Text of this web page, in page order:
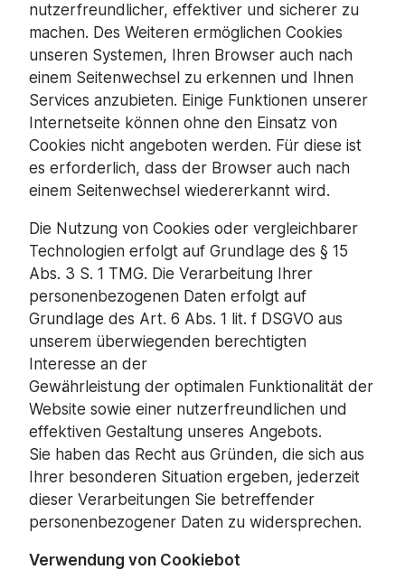
nutzerfreundlicher, effektiver und sicherer zu
machen. Des Weiteren ermöglichen Cookies
unseren Systemen, Ihren Browser auch nach
einem Seitenwechsel zu erkennen und Ihnen
Services anzubieten. Einige Funktionen unserer
Internetseite können ohne den Einsatz von
Cookies nicht angeboten werden. Für diese ist
es erforderlich, dass der Browser auch nach
einem Seitenwechsel wiedererkannt wird.
Die Nutzung von Cookies oder vergleichbarer
Technologien erfolgt auf Grundlage des § 15
Abs. 3 S. 1 TMG. Die Verarbeitung Ihrer
personenbezogenen Daten erfolgt auf
Grundlage des Art. 6 Abs. 1 lit. f DSGVO aus
unserem überwiegenden berechtigten
Interesse an der
Gewährleistung der optimalen Funktionalität der
Website sowie einer nutzerfreundlichen und
effektiven Gestaltung unseres Angebots.
Sie haben das Recht aus Gründen, die sich aus
Ihrer besonderen Situation ergeben, jederzeit
dieser Verarbeitungen Sie betreffender
personenbezogener Daten zu widersprechen.
Verwendung von Cookiebot